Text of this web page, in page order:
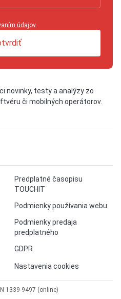
údajov.
novinky, testy a analýzy zo
či mobilných operátorov.
Predplatné časopisu
TOUCHIT
Podmienky používania webu
Podmienky predaja
predplatného
GDPR
Nastavenia cookies
1339-9497 (online)